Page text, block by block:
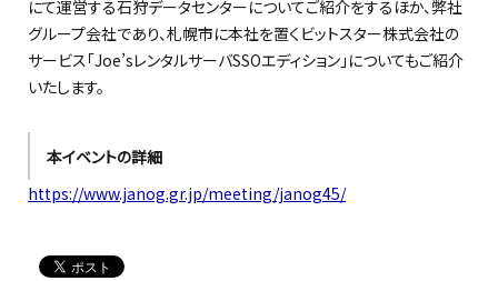
にて運営する石狩データセンターについてご紹介をするほか、弊社
グループ会社であり、札幌市に本社を置くビットスター株式会社の
サービス「Joe’sレンタルサーバSSOエディション」についてもご紹介
いたします。
本イベントの詳細
https://www.janog.gr.jp/meeting/janog45/